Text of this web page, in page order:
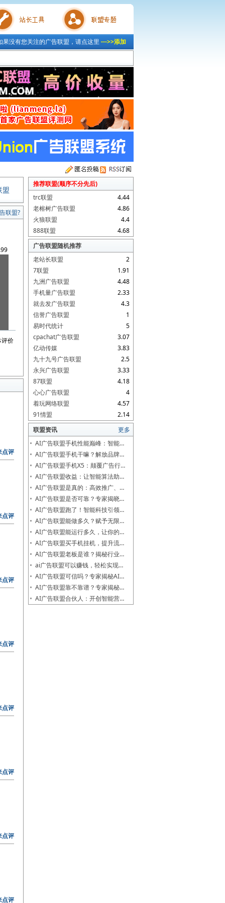
联盟专题
没有您关注的广告联盟，请点这里 --->>添加
盟
联盟?
评价
点评
点评
点评
点评
点评
点评
点评
点评
推荐联盟(顺序不分先后)
4.44
trc联盟
4.86
老榕树广告联盟
4.4
火狼联盟
4.68
888联盟
广告联盟随机推荐
2
老站长联盟
1.91
7联盟
4.48
九洲广告联盟
2.33
手机量广告联盟
4.3
就去发广告联盟
1
信誉广告联盟
5
易时代统计
3.07
cpachat广告联盟
3.83
亿动传媒
2.5
九十九号广告联盟
3.33
永兴广告联盟
4.18
87联盟
4
心心广告联盟
4.57
着玩网络联盟
2.14
91情盟
更多
联盟资讯
AI广告联盟手机性能巅峰：智能…
AI广告联盟手机干嘛？解放品牌…
AI广告联盟手机X5：颠覆广告行…
AI广告联盟收益：让智能算法助…
AI广告联盟是真的：高效推广、…
AI广告联盟是否可靠？专家揭晓…
AI广告联盟跑了！智能科技引领…
AI广告联盟能做多久？赋予无限…
AI广告联盟能运行多久，让你的…
AI广告联盟买手机挂机，提升流…
AI广告联盟老板是谁？揭秘行业…
ai广告联盟可以赚钱，轻松实现…
AI广告联盟可信吗？专家揭秘AI…
AI广告联盟靠不靠谱？专家揭秘…
AI广告联盟合伙人：开创智能营…